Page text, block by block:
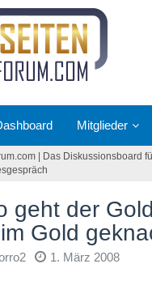
Mitglieder
| Das Diskussionsboard
geht der
Gold
1. März 2008